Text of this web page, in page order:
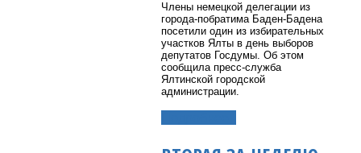
Члены немецкой делегации из
города-побратима Баден-Бадена
посетили один из избирательных
участков Ялты в день выборов
депутатов Госдумы. Об этом
сообщила пресс-служба
Ялтинской городской
администрации.